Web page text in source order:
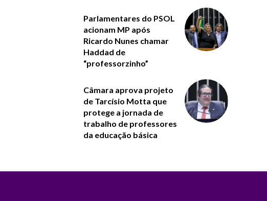
Parlamentares do PSOL
acionam MP após
Ricardo Nunes chamar
Haddad de
“professorzinho”
Câmara aprova projeto
de Tarcísio Motta que
protege a jornada de
trabalho de professores
da educação básica